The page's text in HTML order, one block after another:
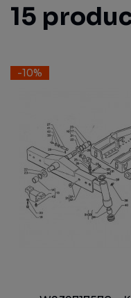
15
-10%